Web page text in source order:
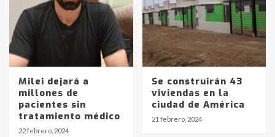
Milei dejará a
millones de
pacientes sin
tratamiento médico
22 febrero, 2024
Se construirán 43
viviendas en la
ciudad de América
21 febrero, 2024
5
Los precios de los combustibles en
La Pampa, desde YPF hasta Axion
entre 857 a 1338 pesos
6
La Bolsa de Cereales de Bahía
Blanca anticipa que Agosto vendrá
con lluvias y heladas, en gran parte
de la provincia